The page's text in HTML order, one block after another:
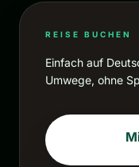
REISE BUCHEN
Einfach auf
Umwege, ohne